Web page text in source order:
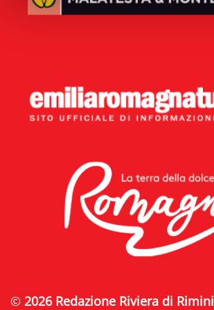
© 2026 Redazione Riviera di Rimini